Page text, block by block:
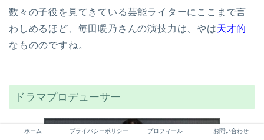
数々の子役を見てきている芸能ライターにここまで言
わしめるほど、毎田暖乃さんの演技力は、やは天才的
なもののですね。
ドラマプロデューサー
ホーム プライバシーポリシー プロフィール お問い合わせ